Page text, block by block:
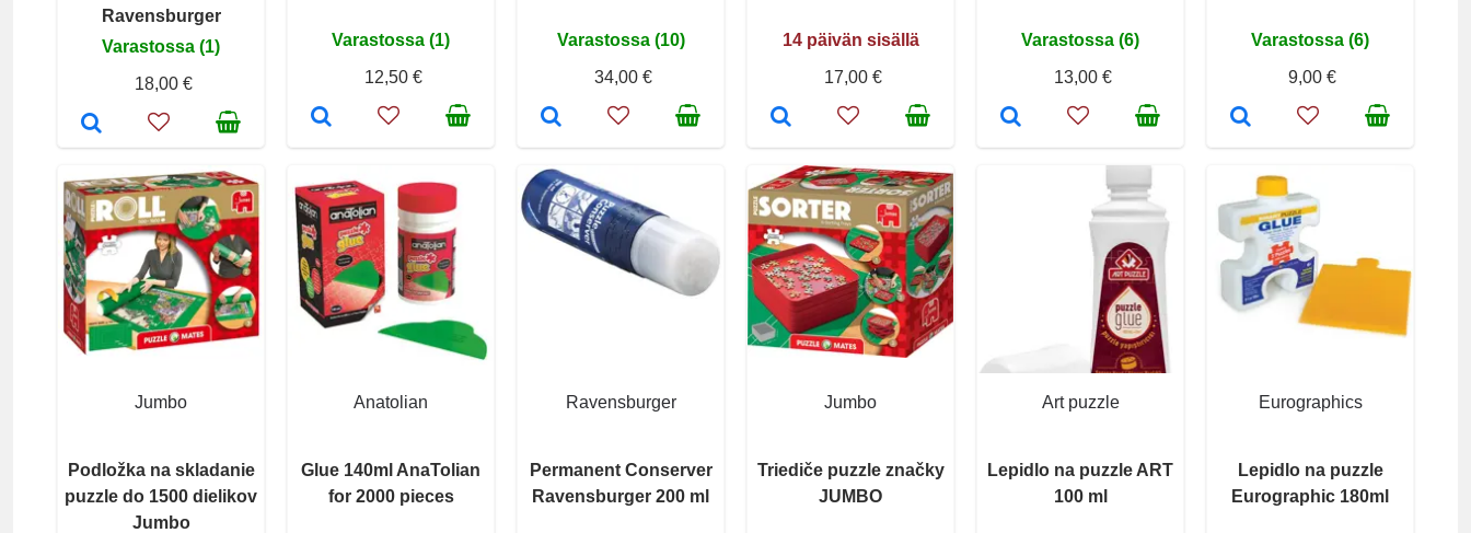
Ravensburger
Varastossa (1)
18,00 €
Varastossa (1)
12,50 €
Varastossa (10)
34,00 €
14 päivän sisällä
17,00 €
Varastossa (6)
13,00 €
Varastossa (6)
9,00 €
Jumbo
Podložka na skladanie
puzzle do 1500 dielikov
Jumbo
Anatolian
Glue 140ml AnaTolian
for 2000 pieces
Ravensburger
Permanent Conserver
Ravensburger 200 ml
Jumbo
Triediče puzzle značky
JUMBO
Art puzzle
Lepidlo na puzzle ART
100 ml
Eurographics
Lepidlo na puzzle
Eurographic 180ml